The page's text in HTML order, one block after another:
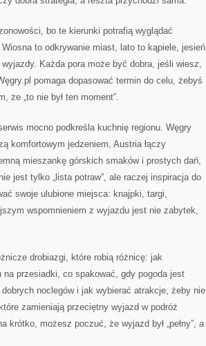
bo te kierunki potrafią wyglądać
to odkrywanie miast, lato to kąpiele, jesień
Każda pora może być dobra, jeśli wiesz,
pomaga dopasować termin do celu, żebyś
że „to nie był ten moment”.
mocno podkreśla kuchnię regionu. Węgry
komfortowym jedzeniem, Austria łączy
mieszankę górskich smaków i prostych dań,
jest tylko „lista potraw”, ale raczej inspiracja do
swoje ulubione miejsca: knajpki, targi,
wspomnieniem z wyjazdu jest nie zabytek,
drobiazgi, które robią różnicę: jak
przesiadki, co spakować, gdy pogoda jest
noclegów i jak wybierać atrakcje, żeby nie
zamieniają przeciętny wyjazd w podróż
możesz poczuć, że wyjazd był „pełny”, a